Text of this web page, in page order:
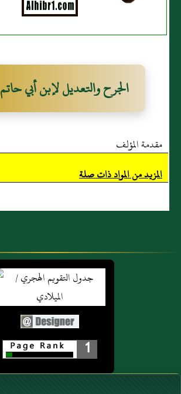
الجرح والتعديل لإبن أبي حاتم
مقدمة المؤلف
المزيد من المواد ذات صلة
1